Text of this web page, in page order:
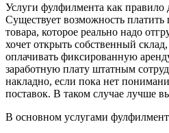
Услуги фулфилмента как правило
Существует возможность платить
товара, которое реально надо
хочет открыть собственный
оплачивать фиксированную
заработную плату штатным
накладно, если пока нет
поставок. В таком случае лучше
В основном услугами